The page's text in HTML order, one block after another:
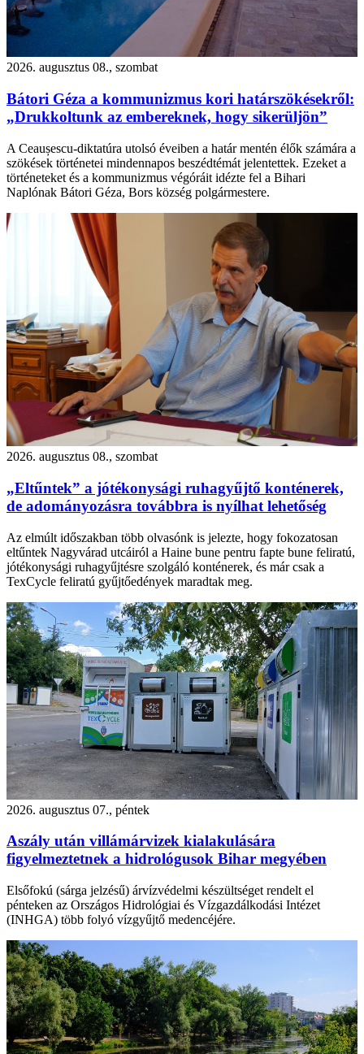
2026. augusztus 08., szombat
Bátori Géza a kommunizmus kori határszökésekről:
„Drukkoltunk az embereknek, hogy sikerüljön”
A Ceaușescu-diktatúra utolsó éveiben a határ mentén élők számára a
szökések történetei mindennapos beszédtémát jelentettek. Ezeket a
történeteket és a kommunizmus végóráit idézte fel a Bihari
Naplónak Bátori Géza, Bors község polgármestere.
2026. augusztus 08., szombat
„Eltűntek” a jótékonysági ruhagyűjtő konténerek,
de adományozásra továbbra is nyílhat lehetőség
Az elmúlt időszakban több olvasónk is jelezte, hogy fokozatosan
eltűntek Nagyvárad utcáiról a Haine bune pentru fapte bune feliratú,
jótékonysági ruhagyűjtésre szolgáló konténerek, és már csak a
TexCycle feliratú gyűjtőedények maradtak meg.
2026. augusztus 07., péntek
Aszály után villámárvizek kialakulására
figyelmeztetnek a hidrológusok Bihar megyében
Elsőfokú (sárga jelzésű) árvízvédelmi készültséget rendelt el
pénteken az Országos Hidrológiai és Vízgazdálkodási Intézet
(INHGA) több folyó vízgyűjtő medencéjére.